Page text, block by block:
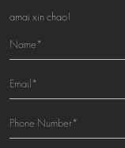
amai xin chao!